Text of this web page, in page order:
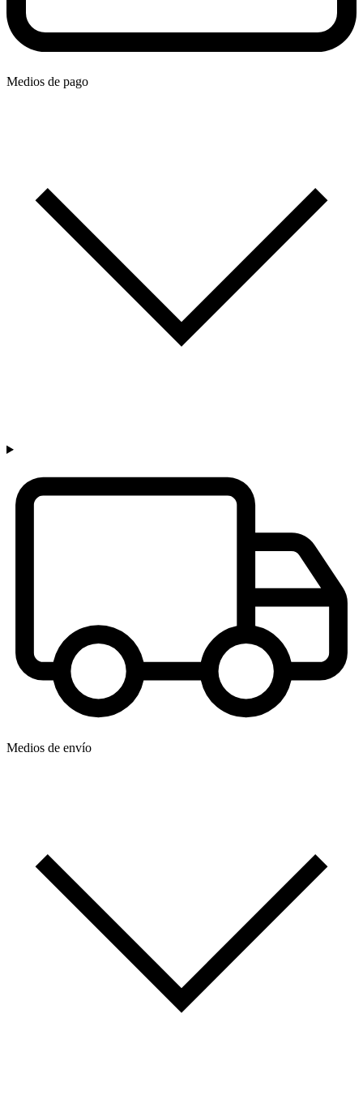
Medios de pago
Medios de envío